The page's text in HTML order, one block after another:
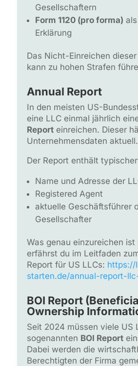
Gesellschaftern
Form 1120 (pro forma)
Erklärung
Das Nicht-Einreichen dieser
kann zu hohen Strafen
Annual Report
In den meisten US-
eine LLC einmal jährlich
Reporteinreichen. Dieser
Unternehmensdaten aktuell.
Der Report enthält
Name und Adresse der
Registered Agent
aktuelle Geschäftsführer
Gesellschafter
Was genau einzureichen ist
erfährst du im Leitfaden
Report für US LLCs: https://
starten.de/annual-report-
BOI Report
Ownership
Seit 2024 müssen viele US
sogenannten BOI Report
Dabei werden die
Berechtigten der Firma